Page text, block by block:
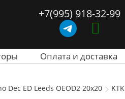
+7(995) 918-32-99
Оплата и доставка
Dec ED Leeds OEOD2 20x20 KTK